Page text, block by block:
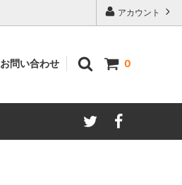
アカウント
0
お問い合わせ